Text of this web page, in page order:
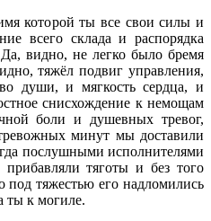
которой ты все свои силы и
всего склада и распорядка
видно, не легко было бремя
тяжёл подвиг управления,
души, и мягкость сердца, и
снисхождение к немощам
боли и душевных тревог,
минут мы доставили
послушными исполнителями
тяготы и без того
под тяжестью его надломились
ты к могиле.